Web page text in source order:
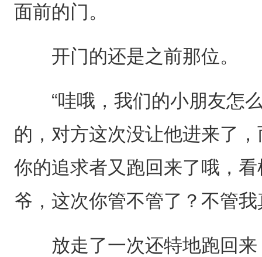
面前的门。
开门的还是之前那位。
“哇哦，我们的小朋友怎么
的，对方这次没让他进来了
你的追求者又跑回来了哦，
爷，这次你管不管了？不管
放走了一次还特地跑回来